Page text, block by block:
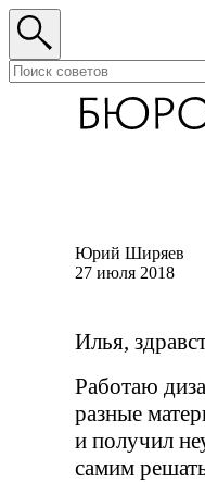
Юрий Ширяев
27 июля 2018
Илья,
Работаю
разные
и получил
самим